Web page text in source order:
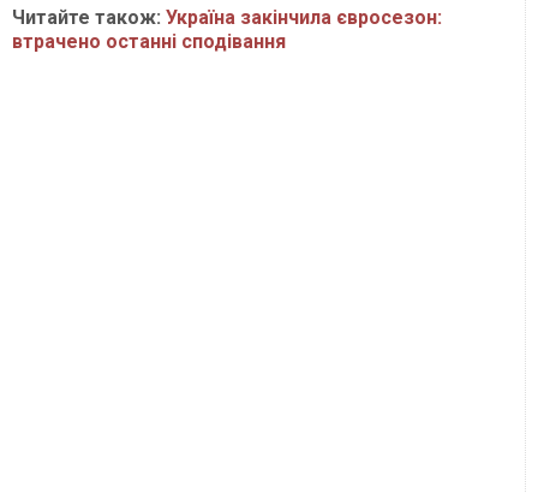
Читайте також: Україна закінчила євросезон:
втрачено останні сподівання